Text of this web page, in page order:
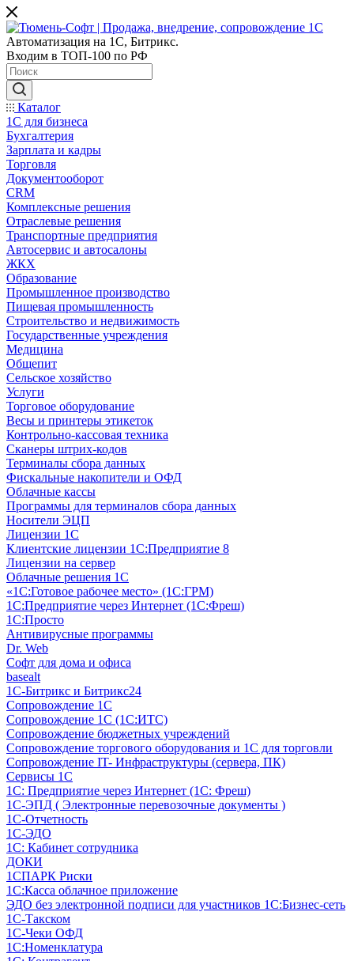
Автоматизация на 1С, Битрикс.
Входим в ТОП-100 по РФ
Каталог
1С для бизнеса
Бухгалтерия
Зарплата и кадры
Торговля
Документооборот
CRM
Комплексные решения
Отраслевые решения
Транспортные предприятия
Автосервис и автосалоны
ЖКХ
Образование
Промышленное производство
Пищевая промышленность
Строительство и недвижимость
Государственные учреждения
Медицина
Общепит
Сельское хозяйство
Услуги
Торговое оборудование
Весы и принтеры этикеток
Контрольно-кассовая техника
Сканеры штрих-кодов
Терминалы сбора данных
Фискальные накопители и ОФД
Облачные кассы
Программы для терминалов сбора данных
Носители ЭЦП
Лицензии 1С
Клиентские лицензии 1С:Предприятие 8
Лицензии на сервер
Облачные решения 1С
«1C:Готовое рабочее место» (1С:ГРМ)
1С:Предприятие через Интернет (1С:Фреш)
1С:Просто
Антивирусные программы
Dr. Web
Софт для дома и офиса
basealt
1С-Битрикс и Битрикс24
Сопровождение 1С
Сопровождение 1С (1С:ИТС)
Сопровождение бюджетных учреждений
Сопровождение торгового оборудования и 1С для торговли
Сопровождение IT- Инфраструктуры (сервера, ПК)
Сервисы 1С
1С: Предприятие через Интернет (1С: Фреш)
1С-ЭПД ( Электронные перевозочные документы )
1С-Отчетность
1С-ЭДО
1С: Кабинет сотрудника
ДОКИ
1СПАРК Риски
1С:Касса облачное приложение
ЭДО без электронной подписи для участников 1С:Бизнес-сеть
1С-Такском
1С-Чеки ОФД
1С:Номенклатура